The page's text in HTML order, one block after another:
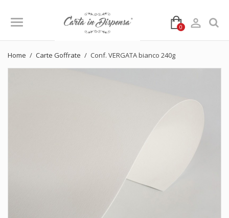
0 
Home Carte Goffrate Conf. VERGATA bianco 240g